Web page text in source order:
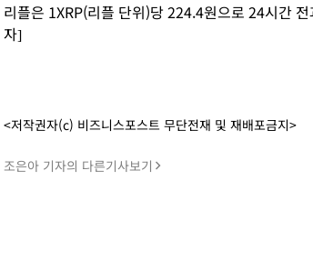
리플은 1XRP(리플 단위)당 224.4원으로 24시간
자]
<저작권자(c) 비즈니스포스트 무단전재 및 재배포금지>
조은아 기자의 다른기사보기